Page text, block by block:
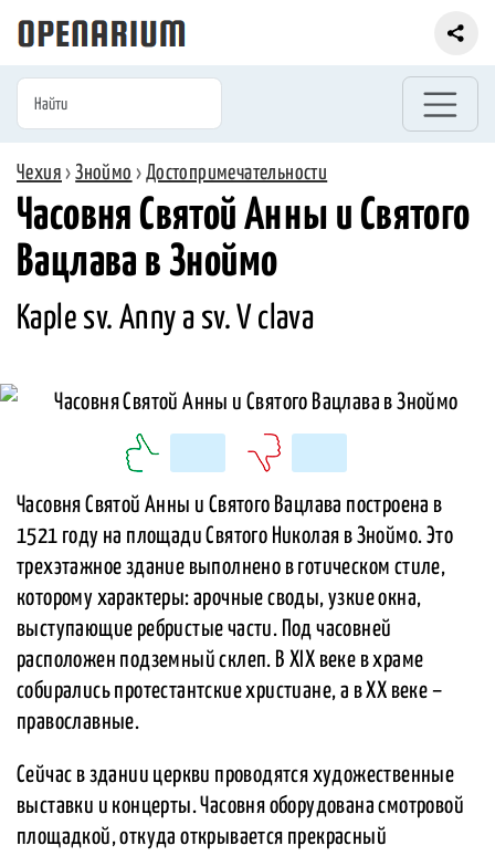
Чехия ›Зноймо › Достопримечательности
Часовня Святой Анны и Святого
Вацлава в Зноймо
Kaple sv. Anny a sv. V clava
Часовня Святой Анны и Святого Вацлава построена в
1521 году на площади Святого Николая в Зноймо. Это
трехэтажное здание выполнено в готическом стиле,
которому характеры: арочные своды, узкие окна,
выступающие ребристые части. Под часовней
расположен подземный склеп. В XIX веке в храме
собирались протестантские христиане, а в XX веке –
православные.
Сейчас в здании церкви проводятся художественные
выставки и концерты. Часовня оборудована смотровой
площадкой, откуда открывается прекрасный